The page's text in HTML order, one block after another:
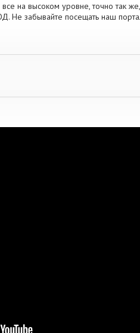
на высоком уровне, точно так
Не забывайте посещать наш